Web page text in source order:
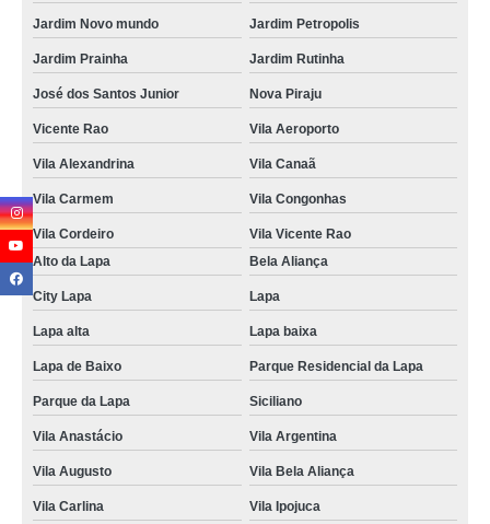
Jardim Novo mundo Jardim Petropolis
Jardim Prainha Jardim Rutinha
José dos Santos Junior Nova Piraju
Vicente Rao Vila Aeroporto
Vila Alexandrina Vila Canaã
Vila Carmem Vila Congonhas
Vila Cordeiro
Vila Vicente Rao
Alto da Lapa
Bela Aliança
City Lapa Lapa
Lapa alta Lapa baixa
Lapa de Baixo Parque Residencial da Lapa
Parque da Lapa Siciliano
Vila Anastácio Vila Argentina
Vila Augusto Vila Bela Aliança
Vila Carlina Vila Ipojuca